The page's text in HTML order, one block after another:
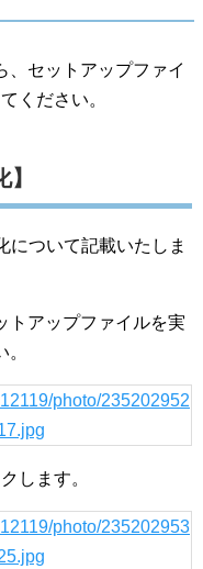
、セットアップファイ
ください。
について記載いたしま
トアップファイルを実
します。